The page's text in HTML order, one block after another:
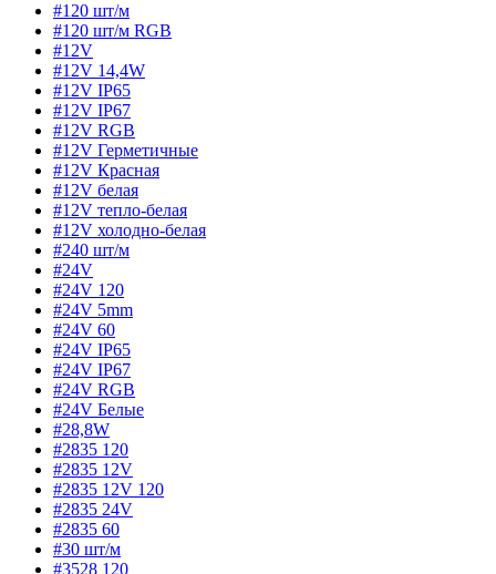
#120 шт/м
#120 шт/м RGB
#12V
#12V 14,4W
#12V IP65
#12V IP67
#12V RGB
#12V Герметичные
#12V Красная
#12V белая
#12V тепло-белая
#12V холодно-белая
#240 шт/м
#24V
#24V 120
#24V 5mm
#24V 60
#24V IP65
#24V IP67
#24V RGB
#24V Белые
#28,8W
#2835 120
#2835 12V
#2835 12V 120
#2835 24V
#2835 60
#30 шт/м
#3528 120